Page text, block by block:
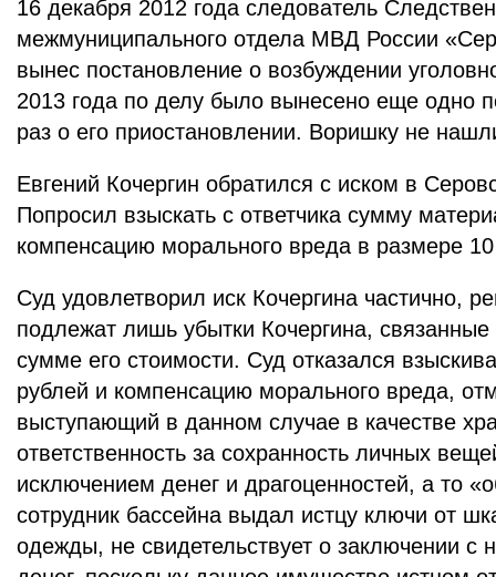
16 декабря 2012 года следователь
межмуниципального отдела МВД России
вынес постановление о возбуждении
2013 года по делу было вынесено еще одно
раз о его приостановлении. Воришку не
Евгений Кочергин обратился с иском в
Попросил взыскать с ответчика сумму
компенсацию морального вреда в размере
Суд удовлетворил иск Кочергина частично,
подлежат лишь убытки Кочергина,
сумме его стоимости. Суд отказался
рублей и компенсацию морального вреда,
выступающий в данном случае в качестве
ответственность за сохранность личных
исключением денег и драгоценностей, а то
сотрудник бассейна выдал истцу ключи от
одежды, не свидетельствует о заключении с